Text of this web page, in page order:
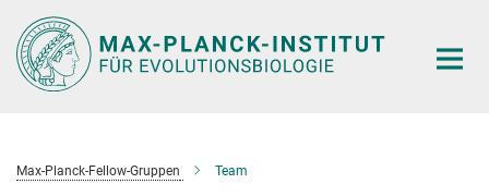
Hauptinhalt
Max-Planck-Fellow-Gruppen Team